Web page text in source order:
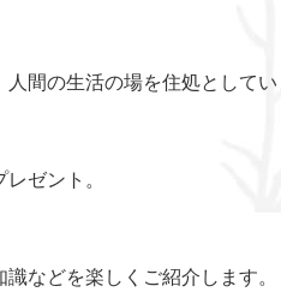
間の生活の場を住処として
ゼント。
などを楽しくご紹介します。